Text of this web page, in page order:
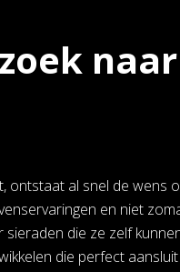
ontstaat al snel de
en niet
die ze zelf
die perfect